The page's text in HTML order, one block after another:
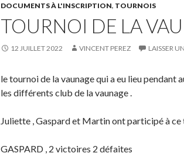
DOCUMENTS À L'INSCRIPTION, TOURNOIS
TOURNOI DE LA
12 JUILLET 2022 VINCENT PEREZ LAISSER
le tournoi de la vaunage qui a eu lieu
les différents club de la vaunage .
Juliette , Gaspard et Martin ont participé à ce
GASPARD , 2 victoires 2 défaites